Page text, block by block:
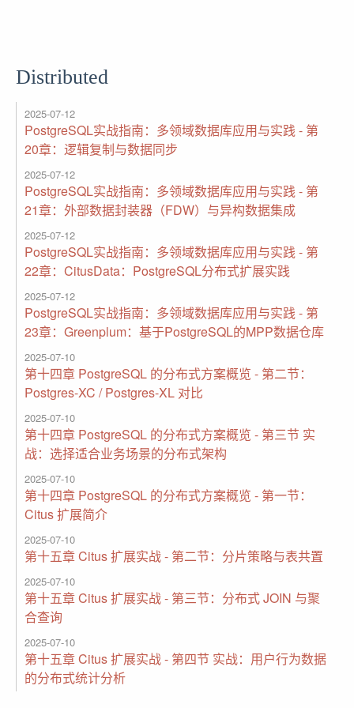
Distributed
2025-07-12
PostgreSQL实战指南：多领域数据库应用与实践 - 第
20章：逻辑复制与数据同步
2025-07-12
PostgreSQL实战指南：多领域数据库应用与实践 - 第
21章：外部数据封装器（FDW）与异构数据集成
2025-07-12
PostgreSQL实战指南：多领域数据库应用与实践 - 第
22章：CitusData：PostgreSQL分布式扩展实践
2025-07-12
PostgreSQL实战指南：多领域数据库应用与实践 - 第
23章：Greenplum：基于PostgreSQL的MPP数据仓库
2025-07-10
第十四章 PostgreSQL 的分布式方案概览 - 第二节：
Postgres-XC / Postgres-XL 对比
2025-07-10
第十四章 PostgreSQL 的分布式方案概览 - 第三节 实
战：选择适合业务场景的分布式架构
2025-07-10
第十四章 PostgreSQL 的分布式方案概览 - 第一节：
Citus 扩展简介
2025-07-10
第十五章 Citus 扩展实战 - 第二节：分片策略与表共置
2025-07-10
第十五章 Citus 扩展实战 - 第三节：分布式 JOIN 与聚
合查询
2025-07-10
第十五章 Citus 扩展实战 - 第四节 实战：用户行为数据
的分布式统计分析